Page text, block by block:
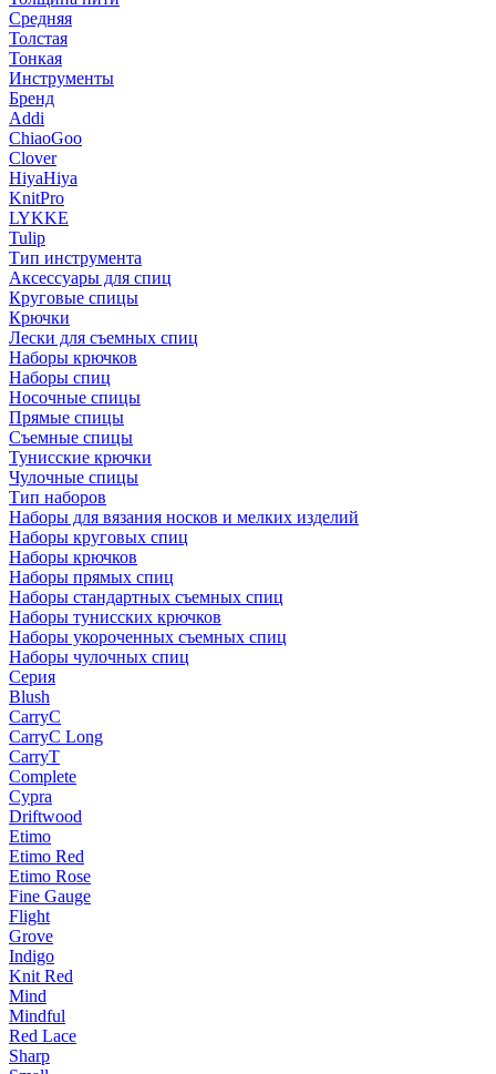
Средняя
Толстая
Тонкая
Инструменты
Бренд
Addi
ChiaoGoo
Clover
HiyaHiya
KnitPro
LYKKE
Tulip
Тип инструмента
Аксессуары для спиц
Круговые спицы
Крючки
Лески для съемных спиц
Наборы крючков
Наборы спиц
Носочные спицы
Прямые спицы
Съемные спицы
Тунисские крючки
Чулочные спицы
Тип наборов
Наборы для вязания носков и мелких изделий
Наборы круговых спиц
Наборы крючков
Наборы прямых спиц
Наборы стандартных съемных спиц
Наборы тунисских крючков
Наборы укороченных съемных спиц
Наборы чулочных спиц
Серия
Blush
CarryC
CarryC Long
CarryT
Complete
Cypra
Driftwood
Etimo
Etimo Red
Etimo Rose
Fine Gauge
Flight
Grove
Indigo
Knit Red
Mind
Mindful
Red Lace
Sharp